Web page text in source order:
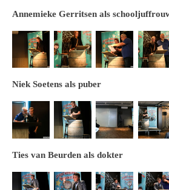
Annemieke Gerritsen als
Niek Soetens als puber
Ties van Beurden als dokter